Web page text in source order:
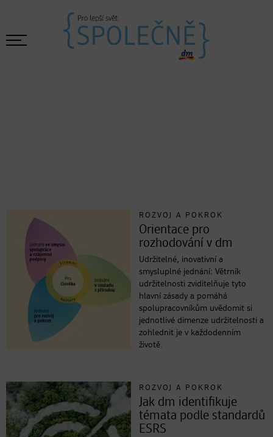
ROZVOJ A POKROK
Orientace pro
rozhodování v dm
Udržitelné, inovativní a
smysluplné jednání: Větrník
udržitelnosti zviditelňuje tyto
hlavní zásady a pomáhá
spolupracovníkům uvědomit si
jednotlivé dimenze udržitelnosti a
zohlednit je v každodenním
životě.
ROZVOJ A POKROK
Jak dm identifikuje
témata podle standardů
ESRS